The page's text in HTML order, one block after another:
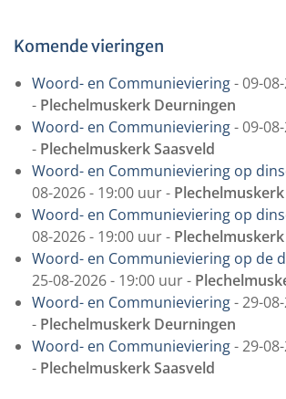
Komende vieringen
Woord- en Communieviering- 09-
- Plechelmuskerk Deurningen
Woord- en Communieviering- 09-
- Plechelmuskerk Saasveld
Woord- en Communieviering op
08-2026 - 19:00 uur -
Woord- en Communieviering op
08-2026 - 19:00 uur -
Woord- en Communieviering op de
25-08-2026 - 19:00 uur -
Woord- en Communieviering- 29-
- Plechelmuskerk Deurningen
Woord- en Communieviering- 29-
- Plechelmuskerk Saasveld